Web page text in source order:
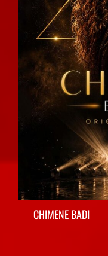
CHIMENE BADI